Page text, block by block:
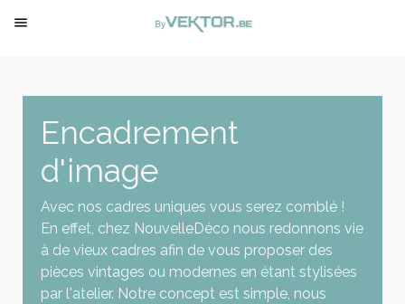

Encadrement
d'image
Avec nos cadres uniques vous serez comblé !
En effet, chez NouvelleDéco nous redonnons vie
à de vieux cadres afin de vous proposer des
pièces vintages ou modernes en étant stylisées
par l'atelier. Notre concept est simple, nous